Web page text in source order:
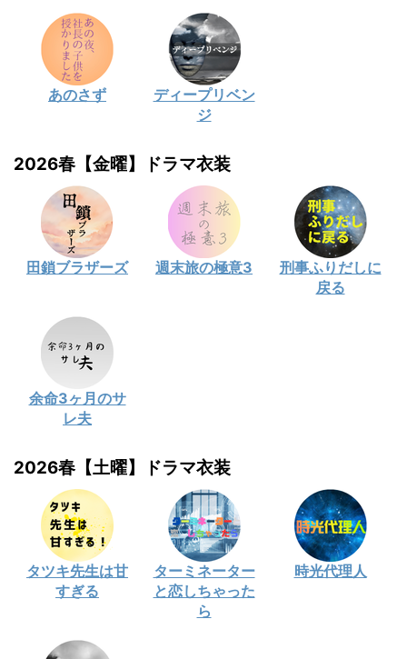
あのさず
ディープリベン
ジ
2026春【金曜】ドラマ衣装
田鎖ブラザーズ 週末旅の極意3
刑事ふりだしに
戻る
余命3ヶ月のサ
レ夫
2026春【土曜】ドラマ衣装
タツキ先生は甘
すぎる
ターミネーター
と恋しちゃった
ら
時光代理人